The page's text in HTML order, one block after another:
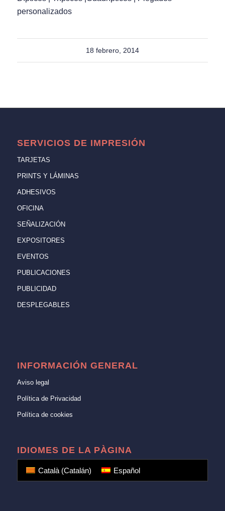
personalizados
18 febrero, 2014
SERVICIOS DE IMPRESIÓN
TARJETAS
PRINTS Y LÁMINAS
ADHESIVOS
OFICINA
SEÑALIZACIÓN
EXPOSITORES
EVENTOS
PUBLICACIONES
PUBLICIDAD
DESPLEGABLES
INFORMACIÓN GENERAL
Aviso legal
Política de Privacidad
Política de cookies
IDIOMES DE LA PÀGINA
Català(Catalán) Español